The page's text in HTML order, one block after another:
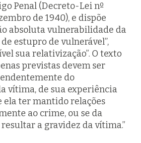
Penal (Decreto-Lei nº
de 1940), e dispõe
absoluta vulnerabilidade da
estupro de vulnerável”,
sua relativização”. O texto
previstas devem ser
do
vítima, de sua experiência
ela ter mantido relações
ao crime, ou se da
a gravidez da vítima.”